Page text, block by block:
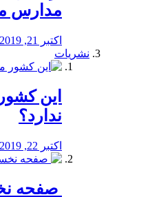
مدارس
اکتبر 21, 2019
نشریات
این
ندارد؟
اکتبر 22, 2019
صفحه